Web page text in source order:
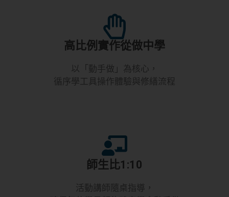
高比例實作從做中學
以「動手做」為核心，
循序學工具操作體驗與修繕流程
師生比1:10
活動講師隨桌指導，